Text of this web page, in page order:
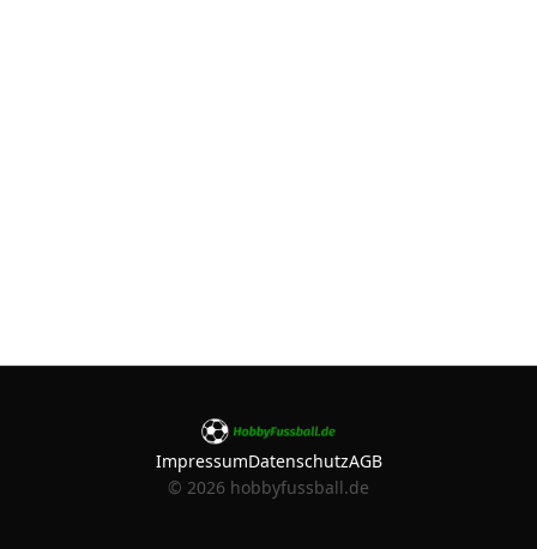
ImpressumDatenschutzAGB
© 2026 hobbyfussball.de